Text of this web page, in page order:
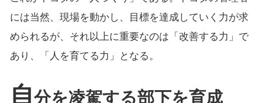
には当然、現場を動かし、目標を達成していく力が求
められるが、それ以上に重要なのは「改善する力」で
あり、「人を育てる力」となる。
自分を凌駕する部下を育成